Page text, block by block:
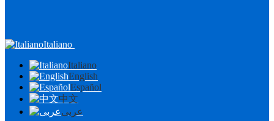
Italiano
Italiano
English
Español
中文
عربى